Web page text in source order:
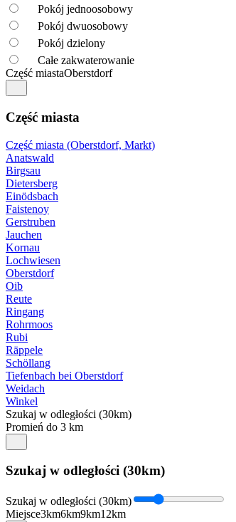
Pokój jednoosobowy
Pokój dwuosobowy
Pokój dzielony
Całe zakwaterowanie
Część miastaOberstdorf
Część miasta
Część miasta (Oberstdorf, Markt)
Anatswald
Birgsau
Dietersberg
Einödsbach
Faistenoy
Gerstruben
Jauchen
Kornau
Lochwiesen
Oberstdorf
Oib
Reute
Ringang
Rohrmoos
Rubi
Räppele
Schöllang
Tiefenbach bei Oberstdorf
Weidach
Winkel
Szukaj w odległości (30km)
Promień do 3 km
Szukaj w odległości (30km)
Szukaj w odległości (30km)
Miejsce3km6km9km12km